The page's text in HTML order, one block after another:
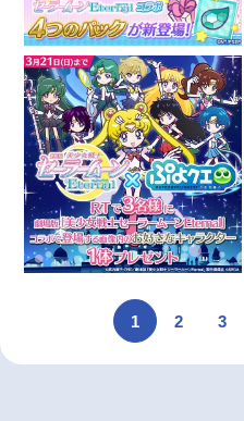
1 2 3